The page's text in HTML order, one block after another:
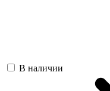
В наличии